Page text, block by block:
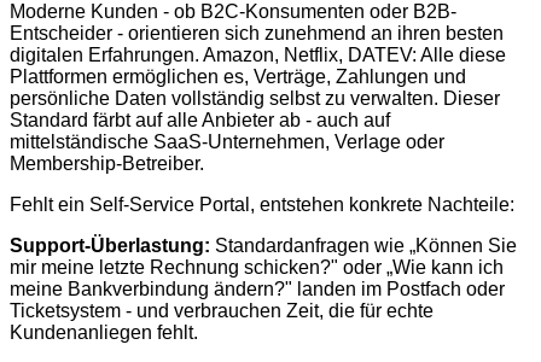
Moderne Kunden - ob B2C-Konsumenten oder B2B-
Entscheider - orientieren sich zunehmend an ihren besten
digitalen Erfahrungen. Amazon, Netflix, DATEV: Alle diese
Plattformen ermöglichen es, Verträge, Zahlungen und
persönliche Daten vollständig selbst zu verwalten. Dieser
Standard färbt auf alle Anbieter ab - auch auf
mittelständische SaaS-Unternehmen, Verlage oder
Membership-Betreiber.
Fehlt ein Self-Service Portal, entstehen konkrete Nachteile:
Support-Überlastung: Standardanfragen wie „Können Sie
mir meine letzte Rechnung schicken?" oder „Wie kann ich
meine Bankverbindung ändern?" landen im Postfach oder
Ticketsystem - und verbrauchen Zeit, die für echte
Kundenanliegen fehlt.